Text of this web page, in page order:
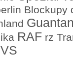
Blockupy
RAF rz
VS